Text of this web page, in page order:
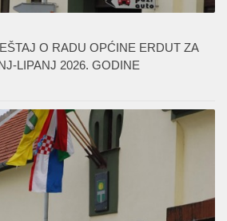
O RADU OPĆINE ERDUT ZA
LIPANJ 2026. GODINE